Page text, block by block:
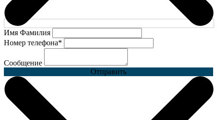
Имя Фамилия
Номер телефона*
Сообщение
Отправить